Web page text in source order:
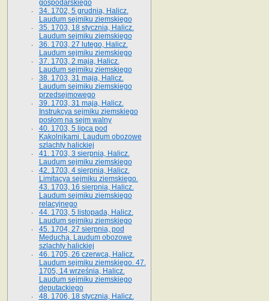
gospodarskiego
34. 1702, 5 grudnia, Halicz.
Laudum sejmiku ziemskiego
35. 1703, 18 stycznia, Halicz.
Laudum sejmiku ziemskiego
36. 1703, 27 lutego, Halicz.
Laudum sejmiku ziemskiego
37. 1703, 2 maja, Halicz.
Laudum sejmiku ziemskiego
38. 1703, 31 maja, Halicz.
Laudum sejmiku ziemskiego
przedsejmowego
39. 1703, 31 maja, Halicz.
Instrukcya sejmiku ziemskiego
posłom na sejm walny
40. 1703, 5 lipca pod
Kąkolnikami. Laudum obozowe
szlachty halickiej
41­. 1703, 3 sierpnia, Halicz.
Laudum sejmiku ziemskiego
42. 1703, 4 sierpnia, Halicz.
Limitacya sejmiku ziemskiego.
43. 1703, 16 sierpnia, Halicz.
Laudum sejmiku ziemskiego
relacyjnego
44. 1703, 5 listopada, Halicz.
Laudum sejmiku ziemskiego
45. 1704, 27 sierpnia, pod
Meduchą. Laudum obozowe
szlachty halickiej
46. 1705, 26 czerwca, Halicz.
Laudum sejmiku ziemskiego. 47.
1705, 14 września, Halicz.
Laudum sejmiku ziemskiego
deputackiego
48. 1706, 18 stycznia, Halicz.